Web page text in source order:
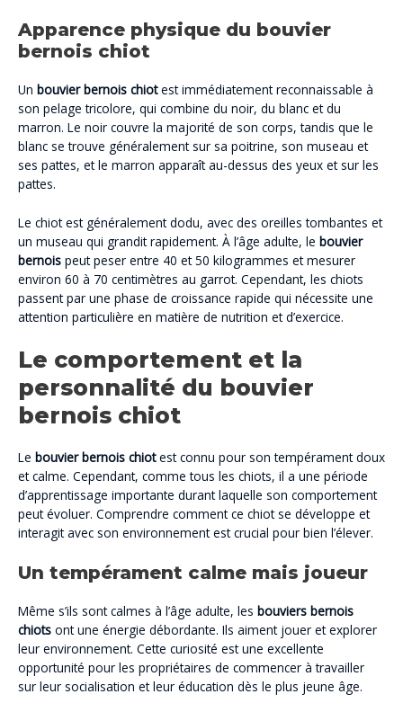
Apparence physique du bouvier
bernois chiot
Un bouvier bernois chiotest immédiatement reconnaissable à
son pelage tricolore, qui combine du noir, du blanc et du
marron. Le noir couvre la majorité de son corps, tandis que le
blanc se trouve généralement sur sa poitrine, son museau et
ses pattes, et le marron apparaît au-dessus des yeux et sur les
pattes.
Le chiot est généralement dodu, avec des oreilles tombantes et
un museau qui grandit rapidement. À l’âge adulte, le bouvier
bernois peut peser entre 40 et 50 kilogrammes et mesurer
environ 60 à 70 centimètres au garrot. Cependant, les chiots
passent par une phase de croissance rapide qui nécessite une
attention particulière en matière de nutrition et d’exercice.
Le comportement et la
personnalité du bouvier
bernois chiot
Le bouvier bernois chiotest connu pour son tempérament doux
et calme. Cependant, comme tous les chiots, il a une période
d’apprentissage importante durant laquelle son comportement
peut évoluer. Comprendre comment ce chiot se développe et
interagit avec son environnement est crucial pour bien l’élever.
Un tempérament calme mais joueur
Même s’ils sont calmes à l’âge adulte, les bouviers bernois
chiots ont une énergie débordante. Ils aiment jouer et explorer
leur environnement. Cette curiosité est une excellente
opportunité pour les propriétaires de commencer à travailler
sur leur socialisation et leur éducation dès le plus jeune âge.